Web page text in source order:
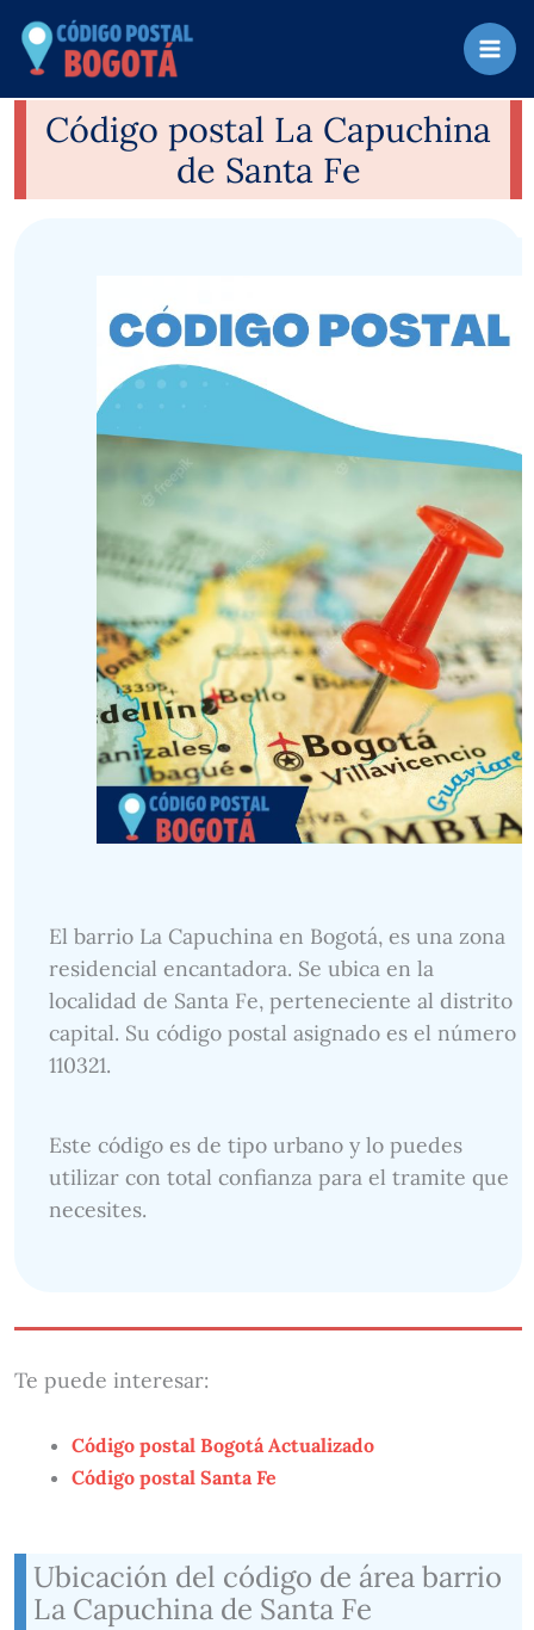
contenido
Código postal La Capuchina
de Santa Fe
El barrio La Capuchina en Bogotá, es una zona
residencial encantadora. Se ubica en la
localidad de Santa Fe, perteneciente al distrito
capital. Su código postal asignado es el número
110321.
Este código es de tipo urbano y lo puedes
utilizar con total confianza para el tramite que
necesites.
Te puede interesar:
Código postal Bogotá Actualizado
Código postal Santa Fe
Ubicación del código de área barrio
La Capuchina de Santa Fe